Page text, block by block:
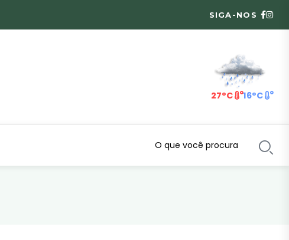
SIGA-NOS
27°C 16°C